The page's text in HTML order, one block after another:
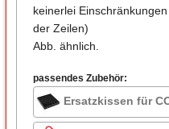
keinerlei
der Zeilen)
Abb. ähnlich.
passendes Zubehör:
Ersatzkissen für